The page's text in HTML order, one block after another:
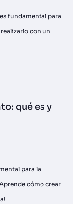
fundamental para
con un
qué es y
para la
cómo crear